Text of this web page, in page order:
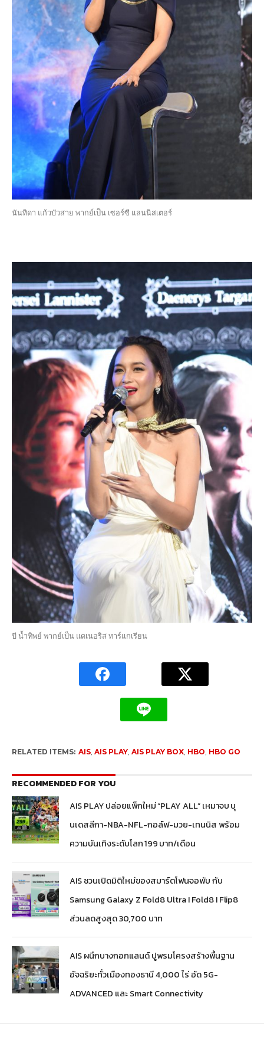
นันทิดา แก้วบัวสาย พากย์เป็น เซอร์ซี แลนนิสเตอร์
บี น้ำทิพย์ พากย์เป็น แดเนอริส ทาร์แกเรียน
RELATED ITEMS: AIS, AIS PLAY, AIS PLAY BOX, HBO, HBO GO
RECOMMENDED FOR YOU
AIS PLAY ปล่อยแพ็กใหม่ “PLAY ALL” เหมาจบ บุ
นเดสลีกา-NBA-NFL-กอล์ฟ-มวย-เทนนิส พร้อม
ความบันเทิงระดับโลก 199 บาท/เดือน
AIS ชวนเปิดมิติใหม่ของสมาร์ตโฟนจอพับ กับ
Samsung Galaxy Z Fold8 Ultra I Fold8 I Flip8
ส่วนลดสูงสุด 30,700 บาท
AIS ผนึกบางกอกแลนด์ ปูพรมโครงสร้างพื้นฐาน
อัจฉริยะทั่วเมืองทองธานี 4,000 ไร่ อัด 5G-
ADVANCED และ Smart Connectivity